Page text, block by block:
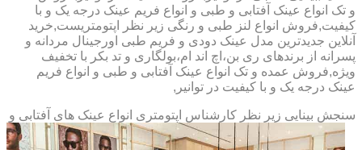
و تک انواع عینک آفتابی و طبی و انواع فریم عینک درجه یک و با
کیفیت,فروش انواع لنز طبی و رنگی زیر نظر اپتومتریست,خرید
آنلاین جدیدترین مدل عینک دودی و فریم طبی اورجینال مردانه و
پسرانه از برندهای ری بن،اچ اند ام،بولگاری و تد بکر با تخفیف
ویژه,فروش عمده و تک انواع عینک آفتابی و طبی و انواع فریم
عینک درجه یک و با کیفیت در توانیر,
سنجش بینایی زیر نظر کارشناس اپتومتری انواع عینک های آفتابی و